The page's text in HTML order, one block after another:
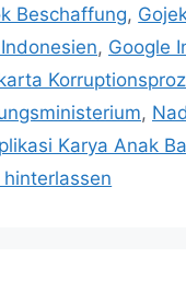
Beschaffung,
, Google
,
Karya Anak